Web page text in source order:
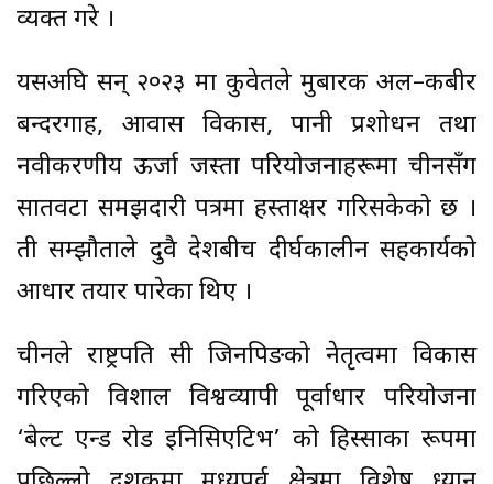
व्यक्त गरे ।
यसअघि सन् २०२३ मा कुवेतले मुबारक अल–कबीर
बन्दरगाह, आवास विकास, पानी प्रशोधन तथा
नवीकरणीय ऊर्जा जस्ता परियोजनाहरूमा चीनसँग
सातवटा समझदारी पत्रमा हस्ताक्षर गरिसकेको छ ।
ती सम्झौताले दुवै देशबीच दीर्घकालीन सहकार्यको
आधार तयार पारेका थिए ।
चीनले राष्ट्रपति सी जिनपिङको नेतृत्वमा विकास
गरिएको विशाल विश्वव्यापी पूर्वाधार परियोजना
‘बेल्ट एन्ड रोड इनिसिएटिभ’ को हिस्साका रूपमा